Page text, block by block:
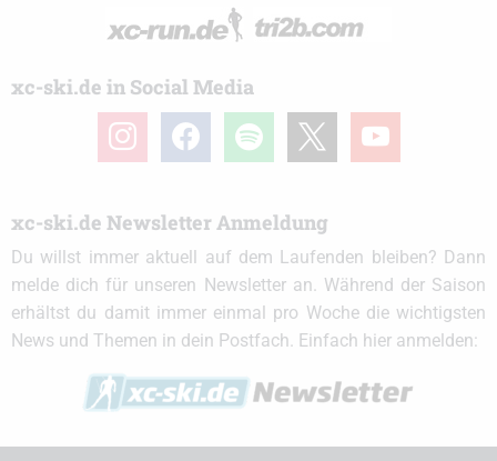
xc-ski.de in Social Media
instagramfacebook spotify youtube
xc-ski.de Newsletter Anmeldung
Du willst immer aktuell auf dem Laufenden bleiben? Dann
melde dich für unseren Newsletter an. Während der Saison
erhältst du damit immer einmal pro Woche die wichtigsten
News und Themen in dein Postfach. Einfach hier anmelden: